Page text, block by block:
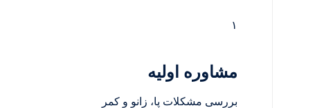
۱
مشاوره اولیه
بررسی مشکلات پا، زانو و کمر